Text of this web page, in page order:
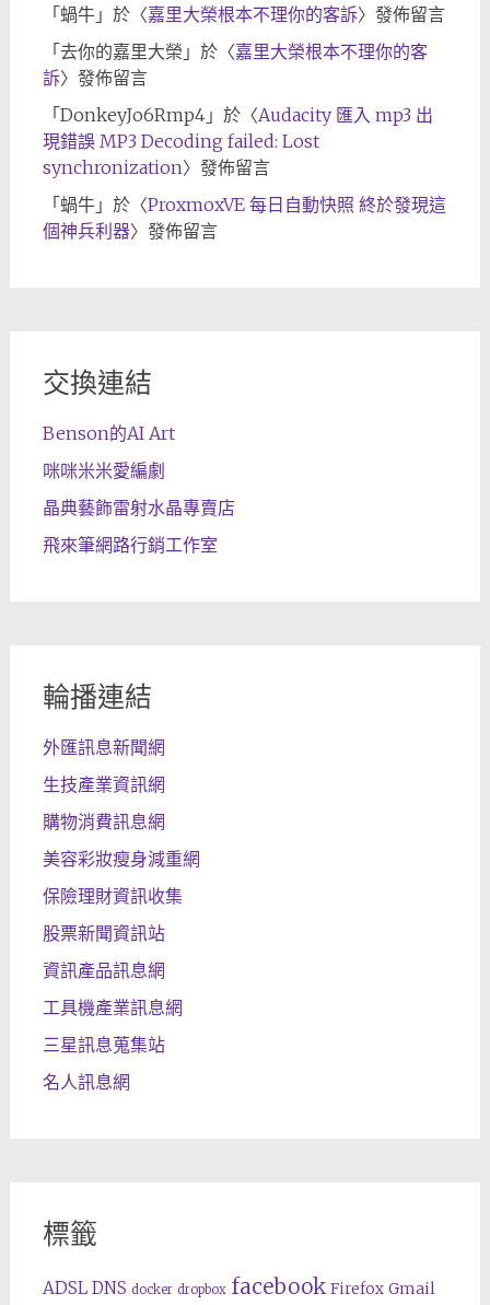
「蝸牛」於〈嘉里大榮根本不理你的客訴〉發佈留言
「去你的嘉里大榮 」於〈嘉里大榮根本不理你的客
訴〉發佈留言
「DonkeyJo6Rmp4」於〈Audacity 匯入 mp3 出
現錯誤 MP3 Decoding failed: Lost
synchronization〉發佈留言
「蝸牛」於〈ProxmoxVE 每日自動快照 終於發現這
個神兵利器〉發佈留言
交換連結
Benson的AI Art
咪咪米米愛編劇
晶典藝飾雷射水晶專賣店
飛來筆網路行銷工作室
輪播連結
外匯訊息新聞網
生技產業資訊網
購物消費訊息網
美容彩妝瘦身減重網
保險理財資訊收集
股票新聞資訊站
資訊產品訊息網
工具機產業訊息網
三星訊息蒐集站
名人訊息網
標籤
ADSL DNS docker dropbox facebook Firefox Gmail